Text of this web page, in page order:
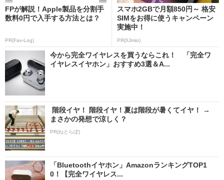
FPが解説！Apple製品を分割手
数料0円で入手する方法とは？
PR(Fav-Log)
スマホ2GBで月額850円～ 格安
SIMをお得に使うキャンペーン
実施中！
PR(IIJmio)
今から完全ワイヤレスを買うならこれ！ 「完全ワ
イヤレスイヤホン」おすすめ3選＆A...
階段イヤ！ 階段イヤ！夏は階段が暑くてイヤ！ →
まさかの発想で涼しく？
PR(ねとらぼ)
「Bluetoothイヤホン」AmazonランキングTOP1
0！【完全ワイヤレス...